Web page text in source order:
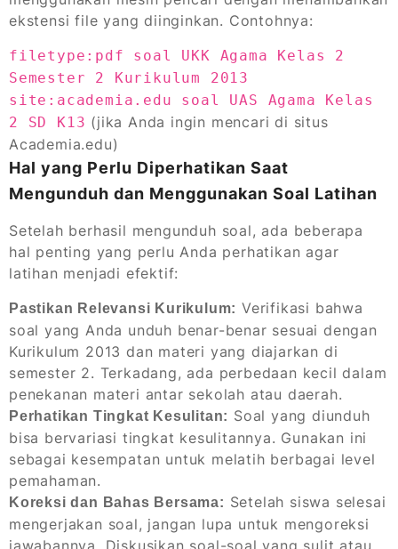
ekstensi file yang diinginkan. Contohnya:
filetype:pdf soal UKK Agama Kelas 2
Semester 2 Kurikulum 2013
site:academia.edu soal UAS Agama Kelas
2 SD K13 (jika Anda ingin mencari di situs
Academia.edu)
Hal yang Perlu Diperhatikan Saat
Mengunduh dan Menggunakan Soal Latihan
Setelah berhasil mengunduh soal, ada beberapa
hal penting yang perlu Anda perhatikan agar
latihan menjadi efektif:
Pastikan Relevansi Kurikulum: Verifikasi bahwa
soal yang Anda unduh benar-benar sesuai dengan
Kurikulum 2013 dan materi yang diajarkan di
semester 2. Terkadang, ada perbedaan kecil dalam
penekanan materi antar sekolah atau daerah.
Perhatikan Tingkat Kesulitan: Soal yang diunduh
bisa bervariasi tingkat kesulitannya. Gunakan ini
sebagai kesempatan untuk melatih berbagai level
pemahaman.
Koreksi dan Bahas Bersama: Setelah siswa selesai
mengerjakan soal, jangan lupa untuk mengoreksi
jawabannya. Diskusikan soal-soal yang sulit atau